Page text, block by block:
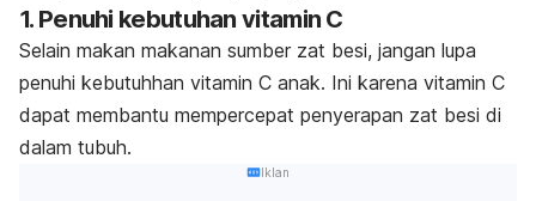
1. Penuhi kebutuhan vitamin C
Selain makan makanan sumber zat besi, jangan lupa
penuhi kebutuhhan vitamin C anak. Ini karena vitamin C
dapat membantu mempercepat penyerapan zat besi di
dalam tubuh.
Iklan